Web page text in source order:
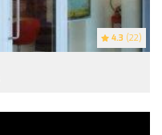
4.3 (22)